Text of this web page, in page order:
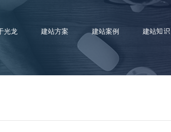
光龙 建站方案 建站案例 建站知识